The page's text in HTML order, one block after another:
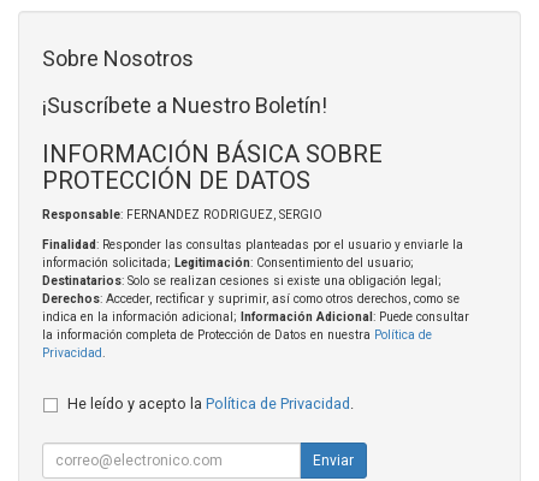
Sobre Nosotros
¡Suscríbete a Nuestro Boletín!
INFORMACIÓN BÁSICA SOBRE
PROTECCIÓN DE DATOS
Responsable: FERNANDEZ RODRIGUEZ, SERGIO
Finalidad: Responder las consultas planteadas por el usuario y enviarle la
información solicitada; Legitimación: Consentimiento del usuario;
Destinatarios: Solo se realizan cesiones si existe una obligación legal;
Derechos: Acceder, rectificar y suprimir, así como otros derechos, como se
indica en la información adicional;
Información Adicional : Puede consultar
la información completa de Protección de Datos en nuestra Política de
Privacidad
He leído y acepto la Política de Privacidad
Enviar